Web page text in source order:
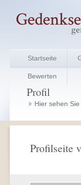
Startseite
Bewerten
Profil
Hier sehen Sie
Profilseite